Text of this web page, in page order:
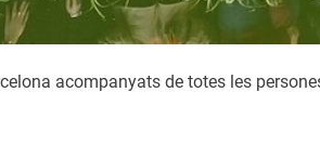
acompanyats de totes les